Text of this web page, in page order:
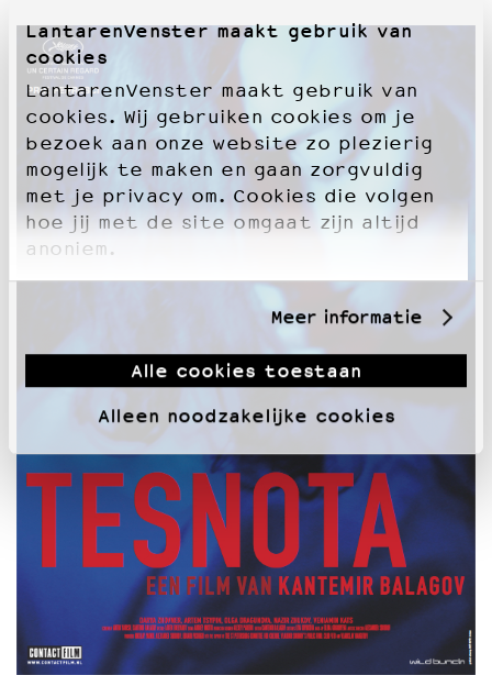
LantarenVenster maakt gebruik van
cookies
LantarenVenster maakt gebruik van
cookies. Wij gebruiken cookies om je
bezoek aan onze website zo plezierig
mogelijk te maken en gaan zorgvuldig
met je privacy om. Cookies die volgen
hoe jij met de site omgaat zijn altijd
anoniem.
Meer informatie
Alle cookies toestaan
Alleen noodzakelijke cookies